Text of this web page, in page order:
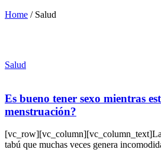
Home / Salud
Salud
Es bueno tener sexo mientras
menstruación?
tabú que muchas veces genera